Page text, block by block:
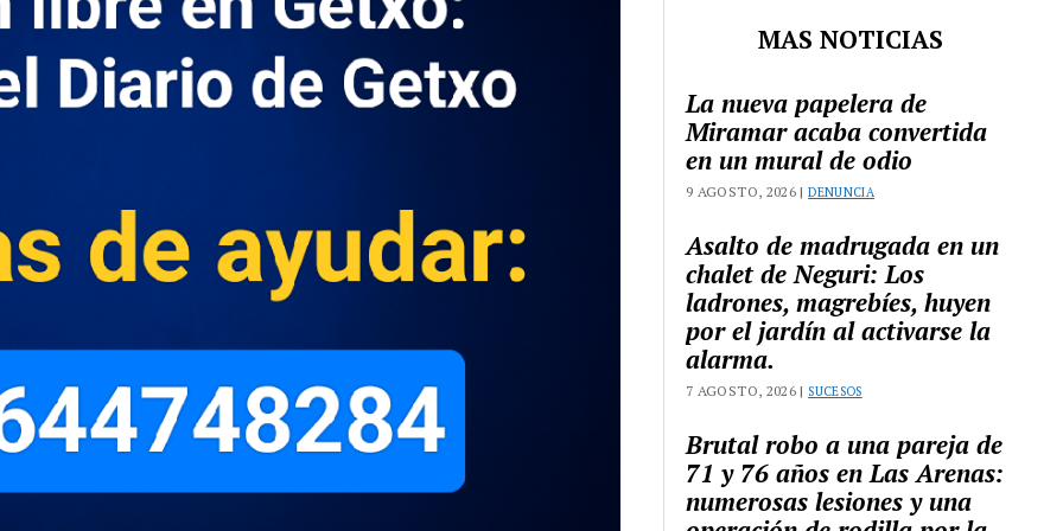
MAS NOTICIAS
La nueva papelera de
Miramar acaba convertida
en un mural de odio
9 AGOSTO, 2026 |DENUNCIA
Asalto de madrugada en un
chalet de Neguri: Los
ladrones, magrebíes, huyen
por el jardín al activarse la
alarma.
7 AGOSTO, 2026 | SUCESOS
Brutal robo a una pareja de
71 y 76 años en Las Arenas:
numerosas lesiones y una